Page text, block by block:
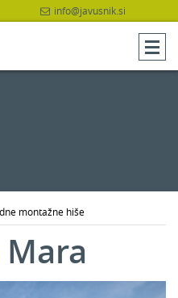
info@javusnik.si
montažne hiše
Mara